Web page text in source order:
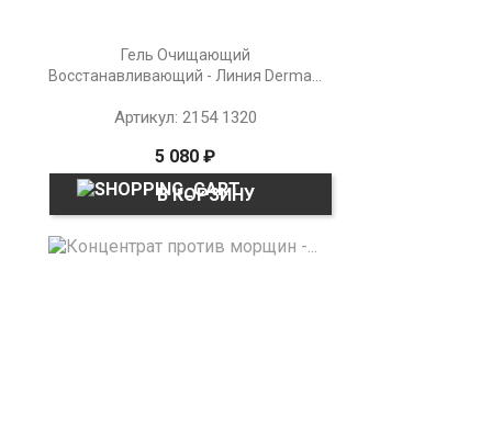
Гель Очищающий
Восстанавливающий - Линия Derma...
Артикул: 2154 1320
5 080 ₽
В КОРЗИНУ